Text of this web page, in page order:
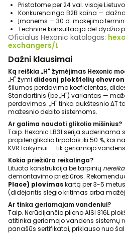
Pristatome per 24 val. visoje
Konkurencinga B2B kaina —
Įmonėms — 30 d. mokėjimo
Techninė konsultacija dėl dydžio
Oficialus Hexonic katalogas:
exchangers/L
Dažni klausimai
Ką reiškia „H" žymėjimas Hexonic
„H" žymi didesnį plokštelių
šilumos perdavimo koeficientas,
Standartinis (be „H") variantas —
perdavimas. „H" tinka aukštesnio ΔT
mažesnio debito sistemoms.
Ar galima naudoti glikolio mišinius?
Taip. Hexonic LB31 serija suderinama
propilenglikolio tirpalais iki 50 %, kai
KVR taikymui — tik geriamojo
Kokia priežiūra reikalinga?
Lituota konstrukcija be tarpinių
demontavimo priežiūros.
Place) plovimaskartą per 3-5
(didėjantis slėgio kritimas arba
Ar tinka geriamajam vandeniui?
Taip. Nerūdijančio plieno AISI 316L
atitinka geriamojo vandens sistemų
panašūs sertifikatai, priklauso nuo